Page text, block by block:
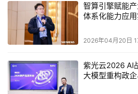
智算引擎赋能
体系化能力应
2026年04月20日
紫光云2026 AI
大模型重构政